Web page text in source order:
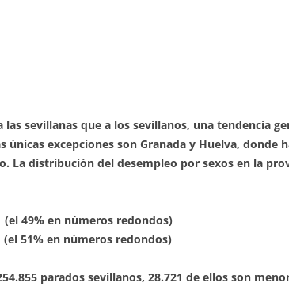
las sevillanas que a los sevillanos, una tendencia
únicas excepciones son Granada y Huelva, donde
La distribución del desempleo por sexos en la
49% en números redondos)
51% en números redondos)
parados sevillanos, 28.721 de ellos son